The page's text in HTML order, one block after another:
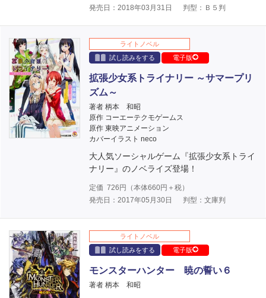
発売日：2018年03月31日
判型：Ｂ５判
ライトノベル
試し読みをする
電子版
拡張少女系トライナリー ～サマープリ
ズム～
著者 柄本 和昭
原作 コーエーテクモゲームス
原作 東映アニメーション
カバーイラスト neco
大人気ソーシャルゲーム『拡張少女系トライ
ナリー』のノベライズ登場！
定価 726 円（本体660円＋税）
発売日：2017年05月30日
判型：文庫判
ライトノベル
試し読みをする
電子版
モンスターハンター 暁の誓い６
著者 柄本 和昭